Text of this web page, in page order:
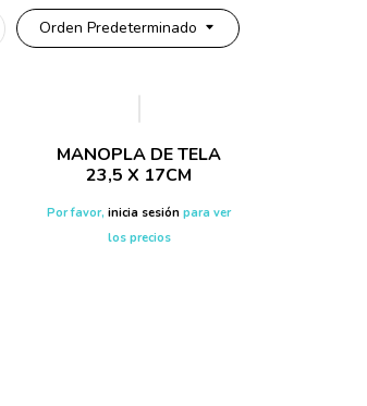
Orden Predeterminado
MANOPLA DE TELA
23,5 X 17CM
Por favor,inicia sesión para ver
los precios